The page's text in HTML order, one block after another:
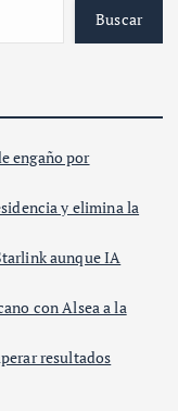
Buscar
engaño por
y elimina la
aunque IA
con Alsea a la
resultados